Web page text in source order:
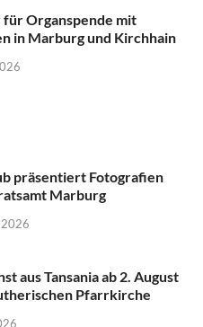
für Organspende mit
in Marburg und Kirchhain
präsentiert Fotografien
Marburg
aus Tansania ab 2. August
Pfarrkirche